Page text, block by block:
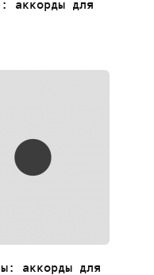
аккорды для
аккорды для